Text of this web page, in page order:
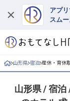
アプ
スム
ログイン
求人・施設
山形県 宿泊 産休・育休
山形県 / 宿泊